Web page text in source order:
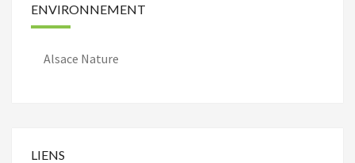
ENVIRONNEMENT
Alsace Nature
LIENS